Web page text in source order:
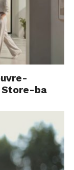
Store-ba